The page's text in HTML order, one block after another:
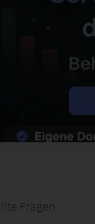
Fragen